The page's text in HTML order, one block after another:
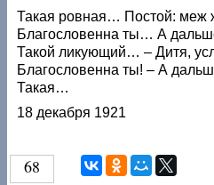
Такая ровная… Постой: меж
Благословенна ты… А
Такой ликующий… – Дитя,
Благословенна ты! – А
Такая…
18 декабря 1921
68